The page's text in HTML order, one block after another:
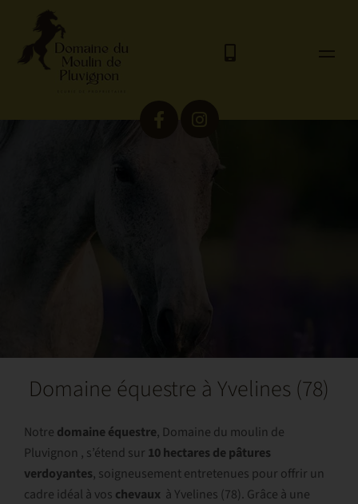
Domaine équestre à Yvelines (78)
Notre domaine équestre, Domaine du moulin de
Pluvignon , s’étend sur 10 hectares de pâtures
verdoyantes, soigneusement entretenues pour offrir un
cadre idéal à vos chevaux à Yvelines (78). Grâce à une